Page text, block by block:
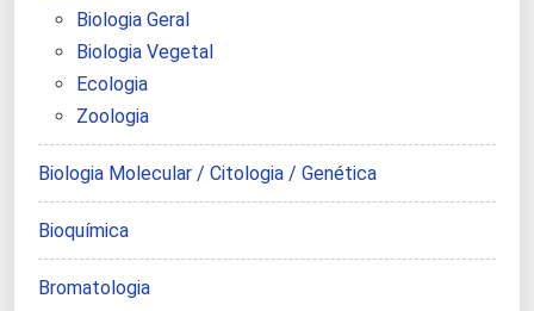
Biologia Geral
Biologia Vegetal
Ecologia
Zoologia
Biologia Molecular / Citologia / Genética
Bioquímica
Bromatologia